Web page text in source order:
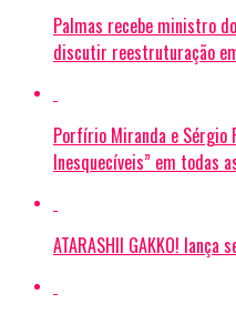
Palmas recebe ministro
discutir reestruturação
Porfírio Miranda e Sérgio
Inesquecíveis” em todas
ATARASHII GAKKO! lança